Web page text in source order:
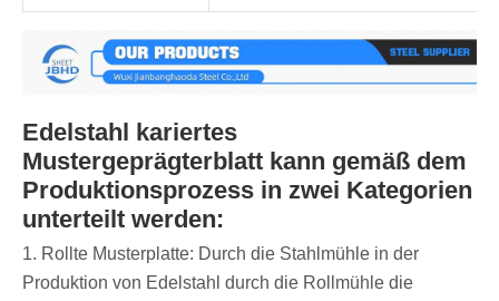
Edelstahl kariertes
Mustergeprägterblatt kann gemäß dem
Produktionsprozess in zwei Kategorien
unterteilt werden:
1. Rollte Musterplatte: Durch die Stahlmühle in der
Produktion von Edelstahl durch die Rollmühle die